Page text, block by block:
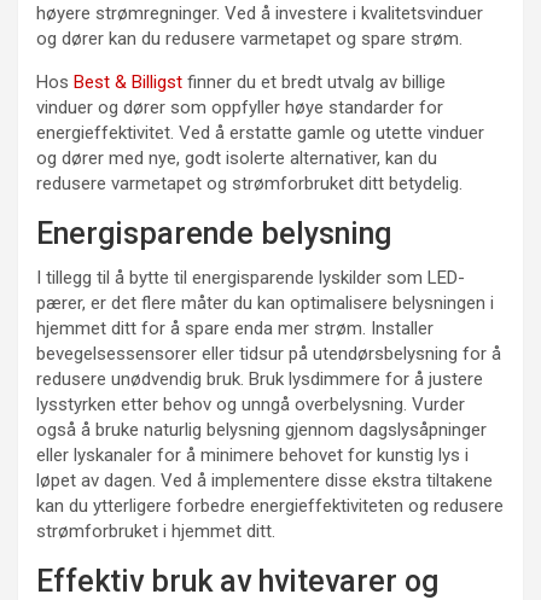
høyere strømregninger. Ved å investere i kvalitetsvinduer
og dører kan du redusere varmetapet og spare strøm.
Hos Best & Billigst finner du et bredt utvalg av billige
vinduer og dører som oppfyller høye standarder for
energieffektivitet. Ved å erstatte gamle og utette vinduer
og dører med nye, godt isolerte alternativer, kan du
redusere varmetapet og strømforbruket ditt betydelig.
Energisparende belysning
I tillegg til å bytte til energisparende lyskilder som LED-
pærer, er det flere måter du kan optimalisere belysningen i
hjemmet ditt for å spare enda mer strøm. Installer
bevegelsessensorer eller tidsur på utendørsbelysning for å
redusere unødvendig bruk. Bruk lysdimmere for å justere
lysstyrken etter behov og unngå overbelysning. Vurder
også å bruke naturlig belysning gjennom dagslysåpninger
eller lyskanaler for å minimere behovet for kunstig lys i
løpet av dagen. Ved å implementere disse ekstra tiltakene
kan du ytterligere forbedre energieffektiviteten og redusere
strømforbruket i hjemmet ditt.
Effektiv bruk av hvitevarer og